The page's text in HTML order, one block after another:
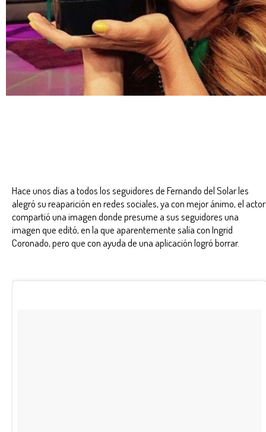
Hace unos días a todos los seguidores de Fernando del Solar les
alegró su reaparición en redes sociales, ya con mejor ánimo, el actor
compartió una imagen donde presume a sus seguidores una
imagen que editó, en la que aparentemente salía con Ingrid
Coronado, pero que con ayuda de una aplicación logró borrar.